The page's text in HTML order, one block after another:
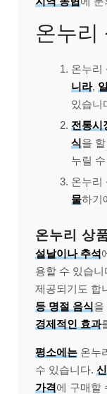
온누리
온누리
니라,
있습니
전통시
식을
누릴
온누리
물하기
온누리 상
설날이나 추석
용할 수 있습니
제공되기도 합
등 명절 음식을
경제적인 효과
평소에는 온누
수 있습니다.
가격에 구매할